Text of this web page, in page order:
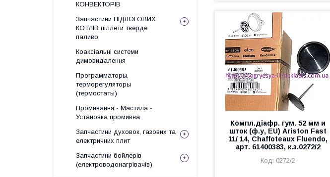
Компл.діафр. гум. 52 мм и
шток (ф.у, EU) Аriston Fast
11/ 14, Chaffoteaux Fluendo,
арт. 61400383, к.з.0272/2
0272/2
КОНВЕКТОРІВ
Запчастини ПІДЛОГОВИХ
КОТЛІВ піллети тверде
паливо
Коаксіальні системи
димовидалення
Программаторы,
терморегуляторы
(термостаты)
Промивання - Мастила -
Установка промивна
Запчастини духовок, газових та
електричних плит
Запчастини бойлерів
(електроводонагрівачів)